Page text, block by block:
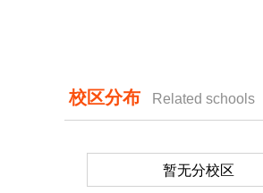
校区分布 Related schools
暂无分校区